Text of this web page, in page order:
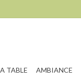
TABLE AMBIANCE